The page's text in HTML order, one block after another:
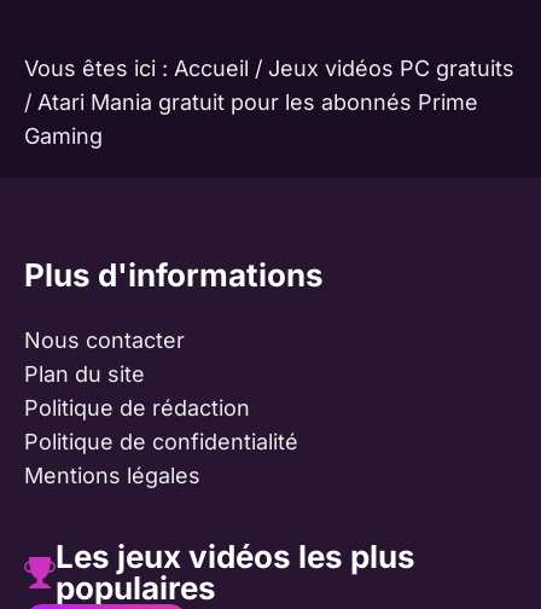
Vous êtes ici : Accueil / Jeux vidéos PC gratuits
/ Atari Mania gratuit pour les abonnés Prime
Gaming
Plus d'informations
Nous contacter
Plan du site
Politique de rédaction
Politique de confidentialité
Mentions légales
Les jeux vidéos les plus
populaires